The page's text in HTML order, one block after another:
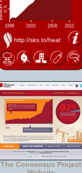
The Consensus Project